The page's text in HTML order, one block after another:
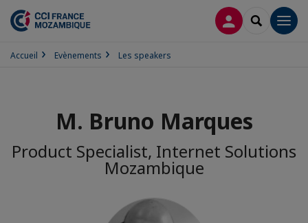
CONNEXION
Accueil Evènements Les speakers
M. Bruno Marques
Product Specialist, Internet Solutions
Mozambique